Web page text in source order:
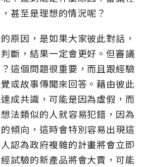
甚至是理想的情況呢？
原因，是如果大家彼此對話，
斷，結果一定會更好。但審議
這個問題很重要，而且跟經驗
或故事傳聞來回答。藉由彼此
成共識，可能是因為虛假，而
法類似的人就容易犯錯，因為
傾向，這時會特別容易出現這
認為政府複雜的計畫將會立即
試驗的新產品將會大賣，可能